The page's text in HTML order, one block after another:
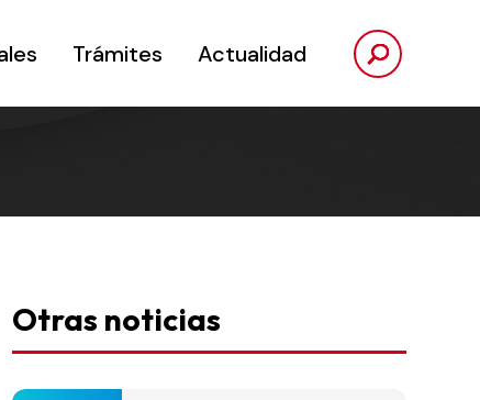
Trámites Actualidad
Otras noticias